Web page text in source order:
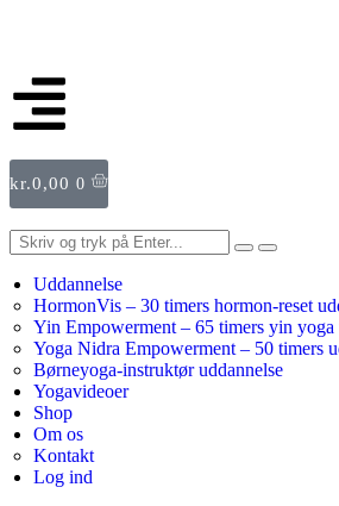
kr.0,00 0
Uddannelse
HormonVis – 30 timers hormon-reset
Yin Empowerment – 65 timers yin yoga
Yoga Nidra Empowerment – 50 timers
Børneyoga-instruktør uddannelse
Yogavideoer
Shop
Om os
Kontakt
Log ind